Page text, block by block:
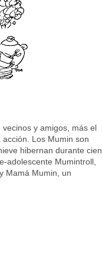
y amigos, más el
Los Mumin son
hibernan durante cien
adolescente Mumintroll,
Mamá Mumin, un